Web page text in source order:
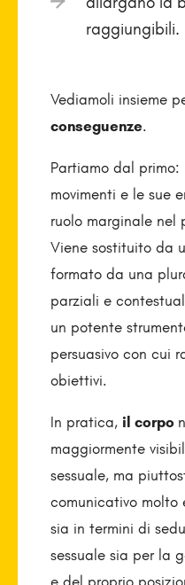
raggiungibili.
Vediamoli insieme
conseguenze.
Partiamo dal
movimenti e le sue
ruolo marginale nel
Viene sostituito da
formato da una
parziali e
un potente
persuasivo con cui
obiettivi.
In pratica, il corpo
maggiormente
sessuale, ma
comunicativo
sia in termini di
sessuale sia per la